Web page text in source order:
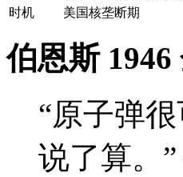
时机
美国核垄断期
伯恩斯 1946
“原子弹
说了算。